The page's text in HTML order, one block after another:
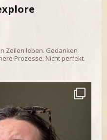
Zeilen leben. Gedanken
Prozesse. Nicht perfekt.